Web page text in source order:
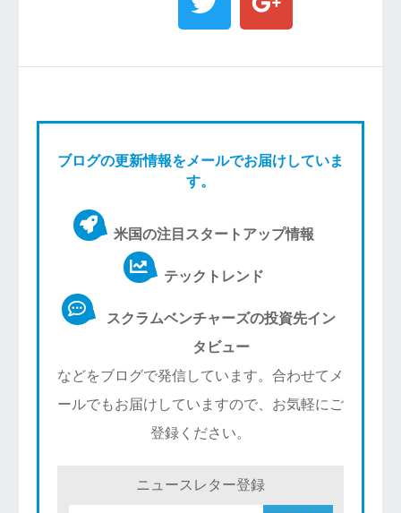
ブログの更新情報をメールでお届けしていま
す。
米国の注目スタートアップ情報
テックトレンド
スクラムベンチャーズの投資先イン
タビュー
などをブログで発信しています。合わせてメ
ールでもお届けしていますので、お気軽にご
登録ください。
ニュースレター登録